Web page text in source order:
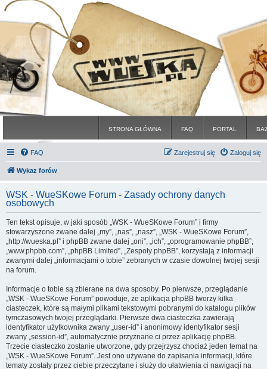
STRONA GŁÓWNA FAQ PORTAL
FAQ Zaloguj się
Zarejestruj się
Wykaz forów
WSK - WueSKowe Forum - Zasady ochrony danych
osobowych
Ten tekst opisuje, w jaki sposób „WSK - WueSKowe Forum” i firmy
stowarzyszone zwane dalej „my”, „nas”, „nasz”, „WSK - WueSKowe Forum”,
„http://wueska.pl” i phpBB zwane dalej „oni”, „ich”, „oprogramowanie phpBB”,
„www.phpbb.com”, „phpBB Limited”, „Zespoły phpBB”, korzystają z informacji
zwanymi dalej „informacjami o tobie” zebranych w czasie dowolnej twojej sesji
na forum.
Informacje o tobie są zbierane na dwa sposoby. Po pierwsze, przeglądanie
„WSK - WueSKowe Forum” powoduje, że aplikacja phpBB tworzy kilka
ciasteczek, które są małymi plikami tekstowymi pobranymi do katalogu plików
tymczasowych twojej przeglądarki. Pierwsze dwa ciasteczka zawierają
identyfikator użytkownika zwany „user-id” i anonimowy identyfikator sesji
zwany „session-id”, automatycznie przyznane ci przez aplikację phpBB.
Trzecie ciasteczko zostanie utworzone, gdy przejrzysz chociaż jeden temat na
„WSK - WueSKowe Forum”. Jest ono używane do zapisania informacji, które
tematy zostały przez ciebie przeczytane i służy do ułatwienia ci nawigacji na